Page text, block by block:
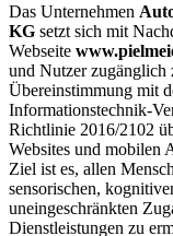
Das Unternehmen
KG setzt sich mit
Webseite
und Nutzer zugänglich
Übereinstimmung mit
Informationstechnik-
Richtlinie 2016/2102
Websites und mobilen
Ziel ist es, allen
sensorischen,
uneingeschränkten
Dienstleistungen zu